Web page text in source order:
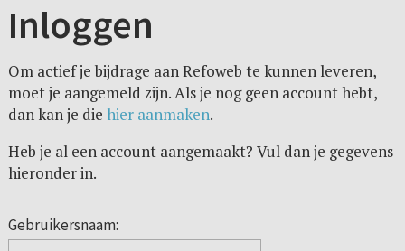
Inloggen
Om actief je bijdrage aan Refoweb te kunnen leveren,
moet je aangemeld zijn. Als je nog geen account hebt,
dan kan je die hier aanmaken.
Heb je al een account aangemaakt? Vul dan je gegevens
hieronder in.
Gebruikersnaam: